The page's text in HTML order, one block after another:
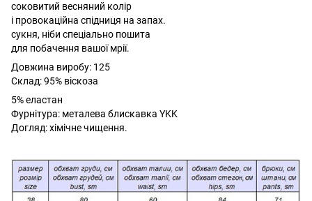
соковитий весняний колір
і провокаційна спідниця на запах.
сукня, ніби спеціально пошита
для побачення вашої мрії.
Довжина виробу: 125
Склад: 95% віскоза
5% еластан
Фурнітура: металева блискавка YKK
Догляд: хімічне чищення.